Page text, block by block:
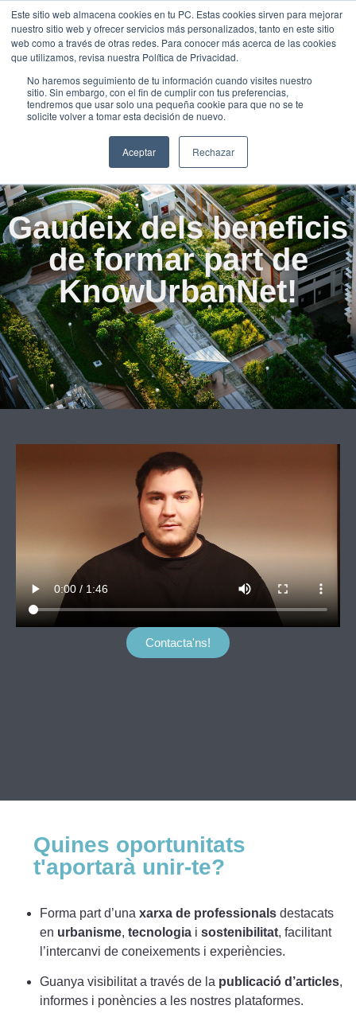
Este sitio web almacena cookies en tu PC. Estas cookies sirven para mejorar
nuestro sitio web y ofrecer servicios más personalizados, tanto en este sitio
web como a través de otras redes. Para conocer más acerca de las cookies
que utilizamos, revisa nuestra Política de Privacidad.
No haremos seguimiento de tu información cuando visites nuestro
sitio. Sin embargo, con el fin de cumplir con tus preferencias,
tendremos que usar solo una pequeña cookie para que no se te
solicite volver a tomar esta decisión de nuevo.
Aceptar Rechazar
UNEIX-
TE
Oportunitats
Gaudeix dels beneficis
de formar part de
KnowUrbanNet!
Contacta'ns!
Quines oportunitats
t'aportarà unir-te?
Forma part d’una xarxa de professionals destacats
en urbanisme, tecnologia i sostenibilitat, facilitant
l’intercanvi de coneixements i experiències.
Guanya visibilitat a través de la publicació d’articles,
informes i ponències a les nostres plataformes.